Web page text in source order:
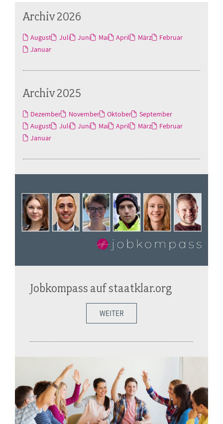
Archiv 2026
August Juli Juni Mai April März
Februar
Januar
Archiv 2025
Dezember November Oktober
September
August
Juli Juni Mai April März
Februar
Januar
Jobkompass auf staatklar.org
WEITER